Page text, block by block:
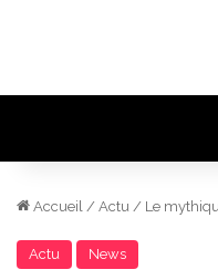
Accueil / Actu / Le
Actu News